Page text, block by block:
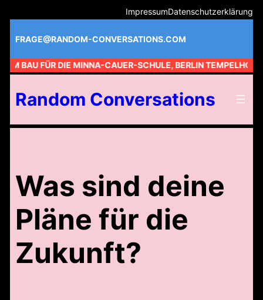
Inhalt
springen
ImpressumDatenschutzerklärung
FRAGE@RANDOM-CONVERSATIONS.COM
AM BAU FÜR DIE MINNA-CAUER-SCHULE, BERLIN TEMPELHOF //
Random Conversations
Was sind deine
Pläne für die
Zukunft?